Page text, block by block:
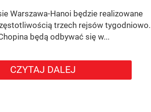
Warszawa-Hanoi będzie realizowane
trzech rejsów tygodniowo.
będą odbywać się w...
CZYTAJ DALEJ